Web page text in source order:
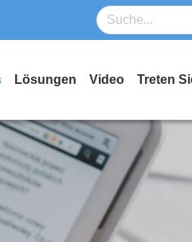
Lösungen Video